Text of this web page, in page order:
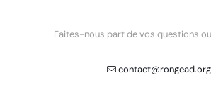
Faites-nous part de vos questions
contact@rongead.org